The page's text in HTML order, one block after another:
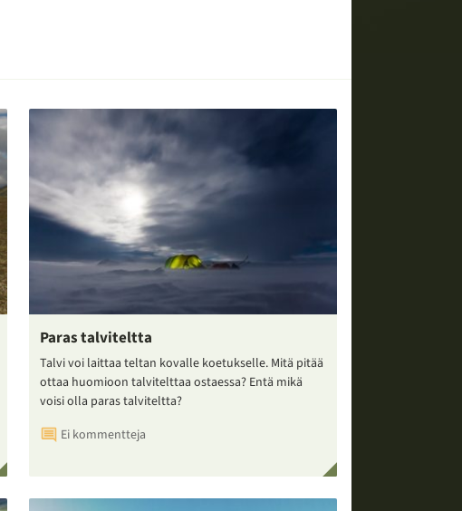
Paras talviteltta
Talvi voi laittaa teltan kovalle koetukselle. Mitä pitää
ottaa huomioon talvitelttaa ostaessa? Entä mikä
voisi olla paras talviteltta?
Ei kommentteja